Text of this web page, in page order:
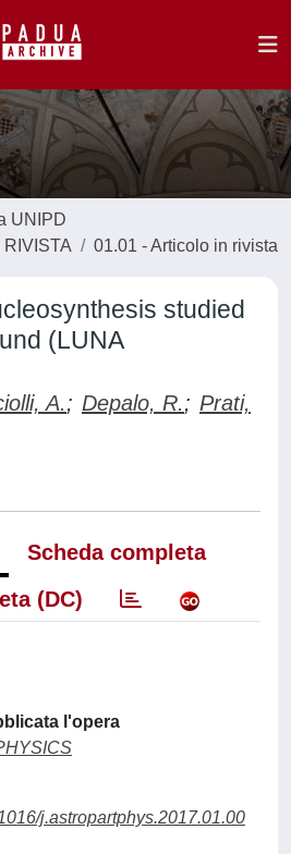
UNIPD
01.01 - Articolo in rivista
studied
(LUNA
A.; Depalo, R.; Prati,
Scheda completa
(DC)
l'opera
j.astropartphys.2017.01.00